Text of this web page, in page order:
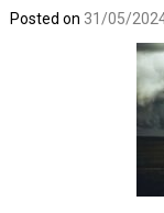
Posted on 31/05/